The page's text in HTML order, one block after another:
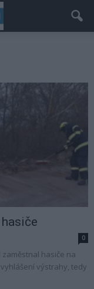
0
zaměstnal hasiče na
výstrahy, tedy